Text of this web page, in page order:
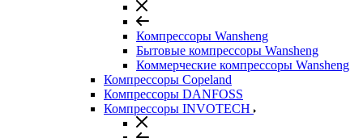
Компрессоры Wansheng
Бытовые компрессоры Wansheng
Коммерческие компрессоры Wansheng
Компрессоры Copeland
Компрессоры DANFOSS
Компрессоры INVOTECH